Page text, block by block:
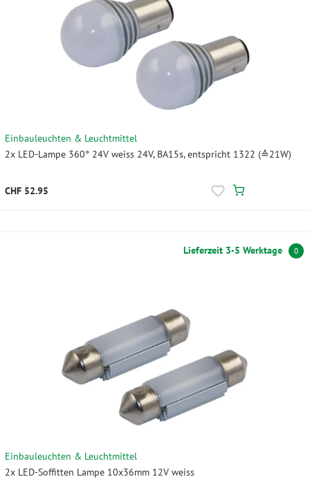
Einbauleuchten & Leuchtmittel
2x LED-Lampe 360° 24V weiss 24V, BA15s, entspricht 1322 (≙21W)
CHF 52.95
Lieferzeit 3-5 Werktage 0
Einbauleuchten & Leuchtmittel
2x LED-Soffitten Lampe 10x36mm 12V weiss